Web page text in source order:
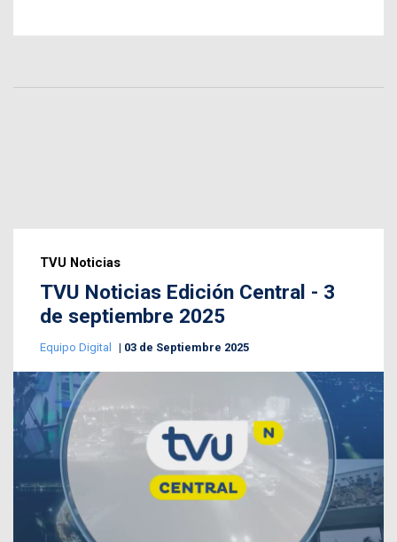
TVU Noticias
TVU Noticias Edición Central - 3
de septiembre 2025
Equipo Digital 03 de Septiembre 2025